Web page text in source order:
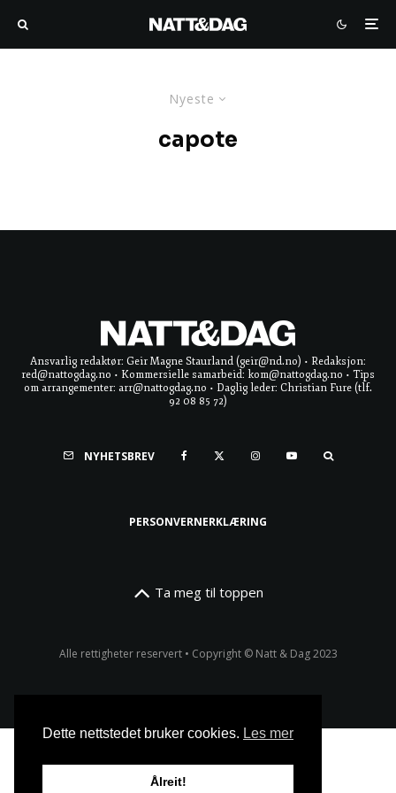
Nyeste
capote
Ansvarlig redaktør: Geir Magne Staurland (geir@nd.no) • Redaksjon:
red@nattogdag.no • Kommersielle samarbeid: kom@nattogdag.no • Tips
om arrangementer: arr@nattogdag.no • Daglig leder: Christian Fure (tlf.
92 08 85 72)
NYHETSBREV
PERSONVERNERKLÆRING
Ta meg til toppen
Alle rettigheter reservert • Copyright © Natt & Dag 2023
Dette nettstedet bruker cookies. Les mer
Ålreit!